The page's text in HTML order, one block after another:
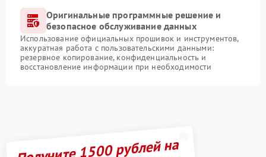
Оригинальные программные решение и
безопасное обслуживание данных
Использование официальных прошивок и инструментов,
аккуратная работа с пользовательскими данными:
резервное копирование, конфиденциальность и
восстановление информации при необходимости